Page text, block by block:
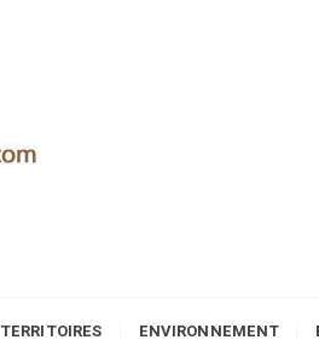
TERRITOIRES ENVIRONNEMENT